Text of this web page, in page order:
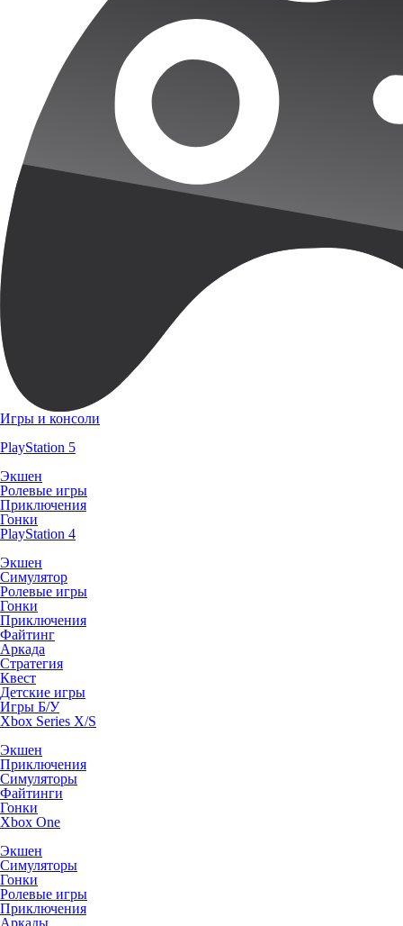
Игры и консоли
PlayStation 5
Экшен
Ролевые игры
Приключения
Гонки
PlayStation 4
Экшен
Симулятор
Ролевые игры
Гонки
Приключения
Файтинг
Аркада
Стратегия
Квест
Детские игры
Игры Б/У
Xbox Series X/S
Экшен
Приключения
Симуляторы
Файтинги
Гонки
Xbox One
Экшен
Симуляторы
Гонки
Ролевые игры
Приключения
Аркады